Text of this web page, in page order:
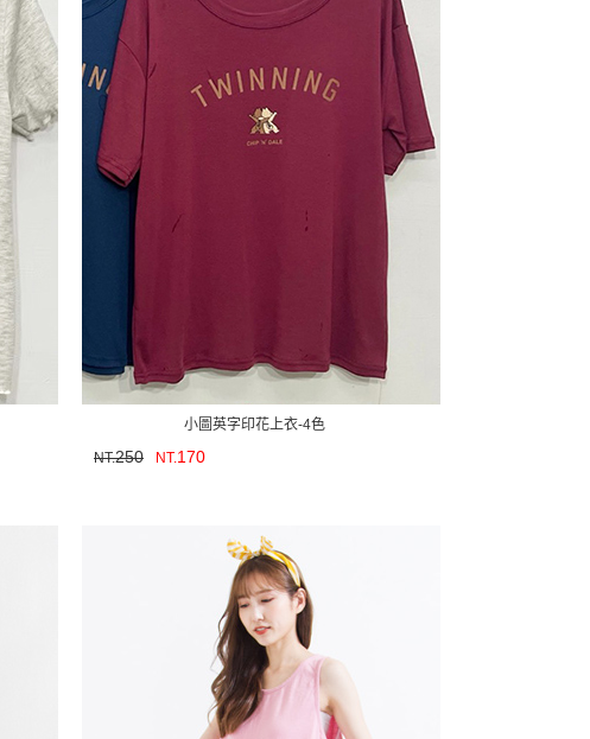
小圖英字印花上衣-4色
NT.250 NT.170